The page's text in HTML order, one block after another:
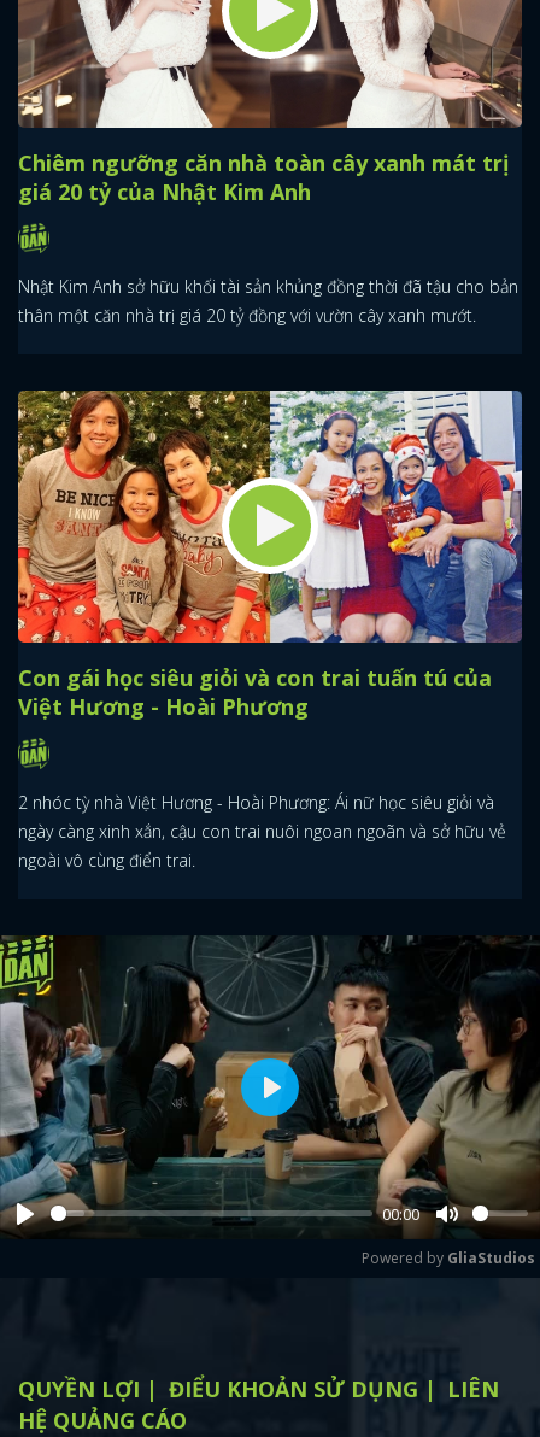
Chiêm ngưỡng căn nhà toàn cây xanh mát trị
giá 20 tỷ của Nhật Kim Anh
Nhật Kim Anh sở hữu khối tài sản khủng đồng thời đã tậu cho bản
thân một căn nhà trị giá 20 tỷ đồng với vườn cây xanh mướt.
Con gái học siêu giỏi và con trai tuấn tú của
Việt Hương - Hoài Phương
2 nhóc tỳ nhà Việt Hương - Hoài Phương: Ái nữ học siêu giỏi và
ngày càng xinh xắn, cậu con trai nuôi ngoan ngoãn và sở hữu vẻ
ngoài vô cùng điển trai.
Play
00:00
Mute
Play
Powered by GliaStudios
QUYỀN LỢI ĐIỂU KHOẢN SỬ DỤNG
LIÊN
HỆ QUẢNG CÁO